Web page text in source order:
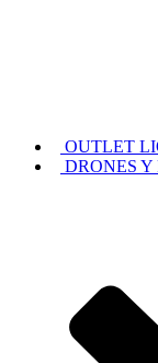
OUTLET
DRONES Y